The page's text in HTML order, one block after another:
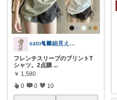
sato🐈‍⬛細見え×淡色コーデ
フレンチスリーブのプリントT
シャツ。2点購 ...
￥ 1,580
0 0 10